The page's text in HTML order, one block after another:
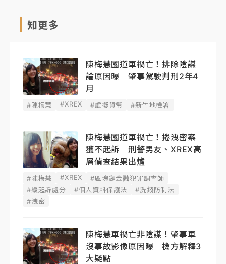
知更多
陳梅慧國道車禍亡！排除陰謀
論原因曝 肇事駕駛判刑2年4
月
#陳梅慧 #XREX #虛擬貨幣 #新竹地檢署
陳梅慧國道車禍亡！捲洩密案
獲不起訴 刑警男友、XREX高
層偵查結果出爐
#陳梅慧 #XREX
#區塊鏈金融犯罪調查師
#緩起訴處分
#個人資料保護法
#洗錢防制法
#洩密
陳梅慧車禍亡非陰謀！肇事車
沒事故影像原因曝 檢方解釋3
大疑點